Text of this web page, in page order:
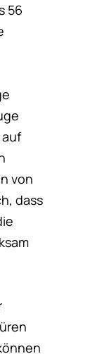
56
von
dass